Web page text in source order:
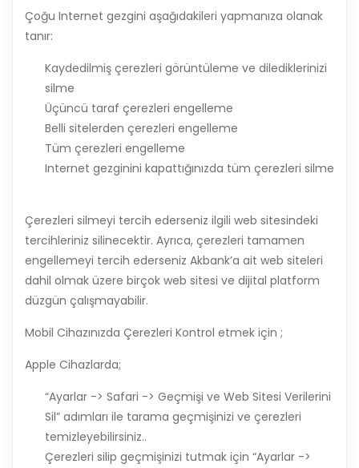
Çoğu Internet gezgini aşağıdakileri yapmanıza olanak
tanır:
Kaydedilmiş çerezleri görüntüleme ve dilediklerinizi
silme
Üçüncü taraf çerezleri engelleme
Belli sitelerden çerezleri engelleme
Tüm çerezleri engelleme
Internet gezginini kapattığınızda tüm çerezleri silme
Çerezleri silmeyi tercih ederseniz ilgili web sitesindeki
tercihleriniz silinecektir. Ayrıca, çerezleri tamamen
engellemeyi tercih ederseniz Akbank’a ait web siteleri
dahil olmak üzere birçok web sitesi ve dijital platform
düzgün çalışmayabilir.
Mobil Cihazınızda Çerezleri Kontrol etmek için ;
Apple Cihazlarda;
“Ayarlar -> Safari -> Geçmişi ve Web Sitesi Verilerini
Sil” adımları ile tarama geçmişinizi ve çerezleri
temizleyebilirsiniz..
Çerezleri silip geçmişinizi tutmak için “Ayarlar ->